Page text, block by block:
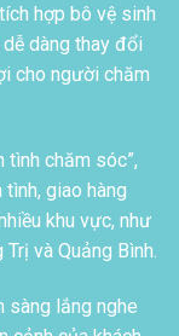
hợp bô vệ sinh
dàng thay đổi
cho người chăm
tình chăm sóc”,
giao hàng
khu vực, như
và Quảng Bình.
sàng lắng nghe